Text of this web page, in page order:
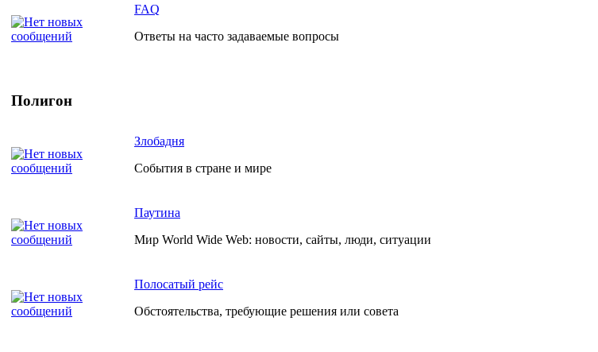
FAQ
Ответы на часто задаваемые вопросы
Полигон
Злобадня
События в стране и мире
Паутина
Мир World Wide Web: новости, сайты, люди, ситуации
Полосатый рейс
Обстоятельства, требующие решения или совета